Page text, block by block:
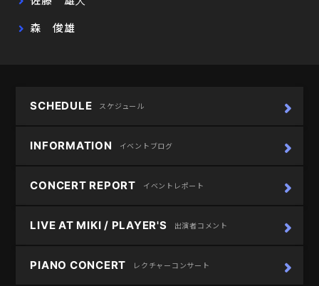
森 俊雄
SCHEDULE スケジュール
INFORMATION イベントブログ
CONCERT REPORT イベントレポート
LIVE AT MIKI / PLAYER'S 出演者コメント
PIANO CONCERT レクチャーコンサート